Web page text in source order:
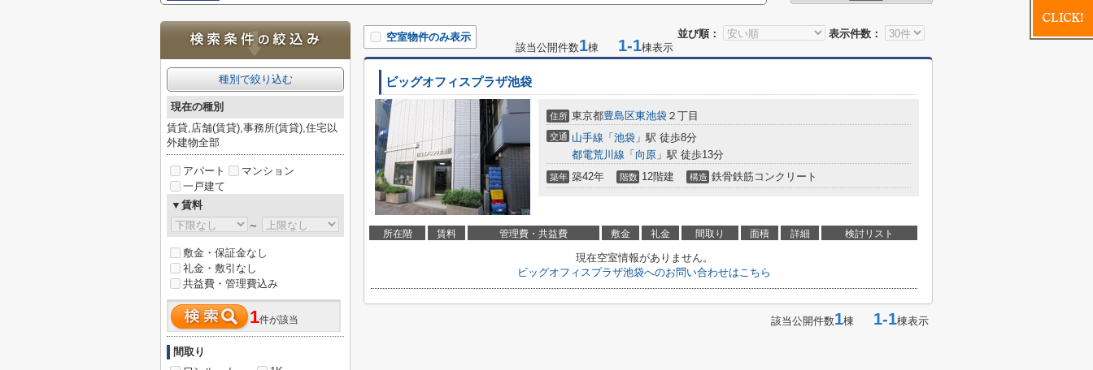
並び順： 表示件数：
空室物件のみ表示
該当公開件数1棟 1-1棟表示
ビッグオフィスプラザ池袋
住所 東京都豊島区東池袋 ２丁目
交通 山手線 「 池袋 」駅 徒歩8分
都電荒川線 「 向原 」駅 徒歩13分
築年 築42年 階数 12階建 構造 鉄骨鉄筋コンクリート
所在階 賃料 管理費・共益費 敷金 礼金 間取り 面積 詳細 検討リスト
現在空室情報がありません。
ビッグオフィスプラザ池袋へのお問い合わせはこちら
該当公開件数1棟 1-1棟表示
種別で絞り込む
現在の種別
賃貸,店舗(賃貸),事務所(賃貸),住宅以
外建物全部
アパート
マンション
一戸建て
▼賃料
～
敷金・保証金なし
礼金・敷引なし
共益費・管理費込み
1件が該当
間取り